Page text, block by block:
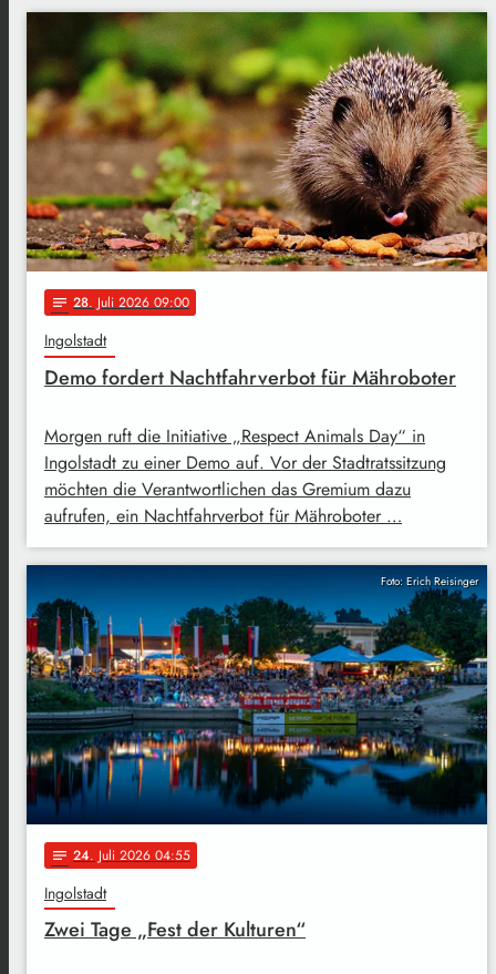
notes 28. Juli 2026 09:00
Ingolstadt
Demo fordert Nachtfahrverbot für Mähroboter
Morgen ruft die Initiative „Respect Animals Day“ in
Ingolstadt zu einer Demo auf. Vor der Stadtratssitzung
möchten die Verantwortlichen das Gremium dazu
aufrufen, ein Nachtfahrverbot für Mähroboter …
Foto: Erich Reisinger
notes 24. Juli 2026 04:55
Ingolstadt
Zwei Tage „Fest der Kulturen“